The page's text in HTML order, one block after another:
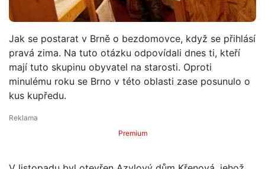
Jak se postarat v Brně o bezdomovce, když se přihlásí
pravá zima. Na tuto otázku odpovídali dnes ti, kteří
mají tuto skupinu obyvatel na starosti. Oproti
minulému roku se Brno v této oblasti zase posunulo o
kus kupředu.
Premium